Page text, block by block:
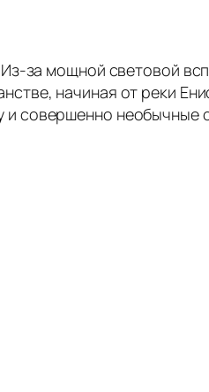
за мощной световой
начиная от реки
и совершенно необычные